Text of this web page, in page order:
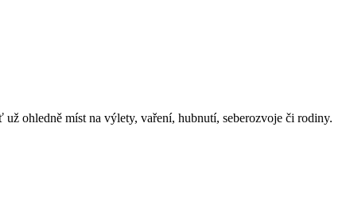
ohledně míst na výlety, vaření, hubnutí, seberozvoje či rodiny.